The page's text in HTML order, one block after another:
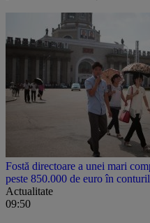
Fostă directoare a unei mari
peste 850.000 de euro în
Actualitate
09:50